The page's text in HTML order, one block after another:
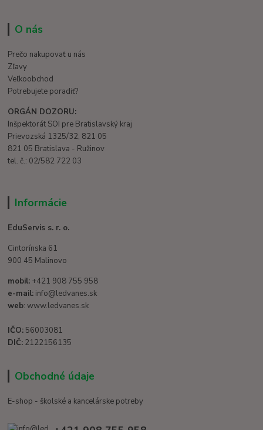
O nás
Prečo nakupovať u nás
Zľavy
Veľkoobchod
Potrebujete poradiť?
ORGÁN DOZORU:
Inšpektorát SOI pre Bratislavský kraj
Prievozská 1325/32, 821 05
821 05 Bratislava - Ružinov
tel. č.: 02/582 722 03
Informácie
EduServis s. r. o.
Cintorínska 61
900 45 Malinovo
mobil: +421 908 755 958
e-mail: info@ledvanes.sk
web: www.ledvanes.sk
IČO: 56003081
DIČ: 2122156135
Obchodné údaje
E-shop - školské a kancelárske potreby